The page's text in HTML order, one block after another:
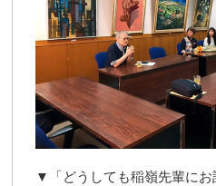
▼「どうしても稲嶺先輩にお